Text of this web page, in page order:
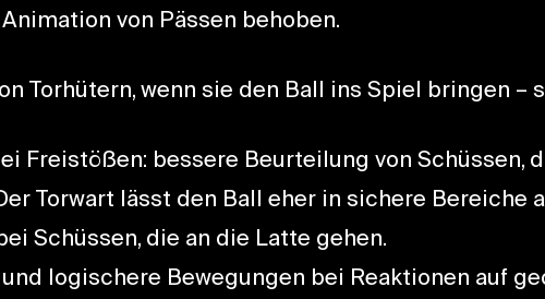
von Pässen behoben.
Torhütern, wenn sie den Ball ins Spiel bringen
Freistößen: bessere Beurteilung von Schüssen,
Torwart lässt den Ball eher in sichere Bereiche
Schüssen, die an die Latte gehen.
logischere Bewegungen bei Reaktionen auf